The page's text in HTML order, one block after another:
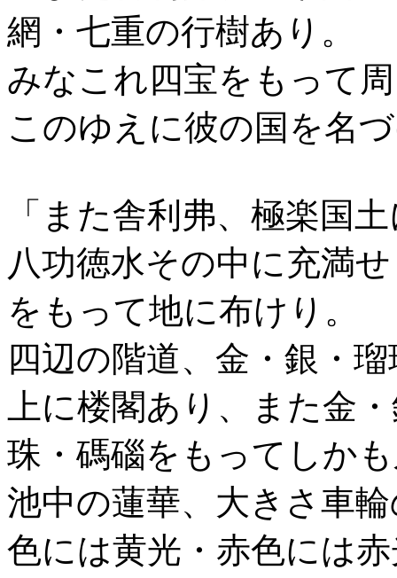
網・七重の行樹あり。
みなこれ四宝をもって
このゆえに彼の国を名
「また舎利弗、極楽国
八功徳水その中に充満
をもって地に布けり。
四辺の階道、金・銀・
上に楼閣あり、また金
珠・碼碯をもってしか
池中の蓮華、大きさ車
色には黄光・赤色には